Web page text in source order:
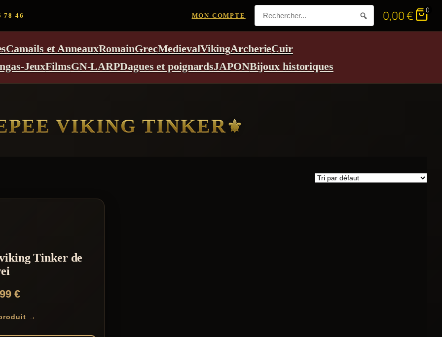
78 46 MON COMPTE 0,00€ 0
Camails et AnneauxRomainGrecMedievalVikingArcherieCuir
JeuxFilmsGN-LARPDagues et poignardsJAPONBijoux historiques
VIKING TINKER
Tinker de
€
→